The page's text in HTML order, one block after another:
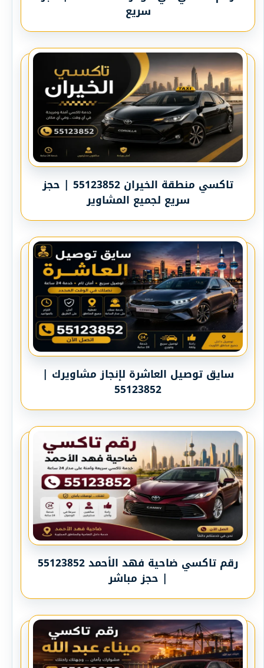
سريع
تاكسي منطقة الخيران 55123852 | حجز
سريع لجميع المشاوير
سايق توصيل العاشرة لإنجاز مشاويرك |
55123852
رقم تاكسي ضاحية فهد الأحمد 55123852
| حجز مباشر